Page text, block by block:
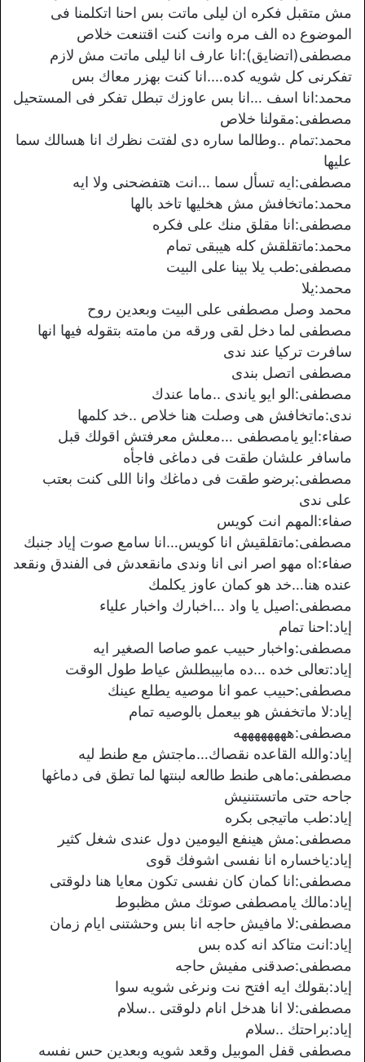
مش متقبل فكره ان ليلى ماتت بس احنا اتكلمنا فى
الموضوع ده الف مره وانت كنت اقتنعت خلاص
مصطفى(اتضايق):انا عارف انا ليلى ماتت مش لازم
تفكرنى كل شويه كده….انا كنت بهزر معاك بس
محمد:انا اسف …انا بس عاوزك تبطل تفكر فى المستحيل
مصطفى:مقولنا خلاص
محمد:تمام ..وطالما ساره دى لفتت نظرك انا هسالك سما
عليها
مصطفى:ايه تسأل سما …انت هتفضحنى ولا ايه
محمد:ماتخافش مش هخليها تاخد بالها
مصطفى:انا مقلق منك على فكره
محمد:ماتقلقش كله هيبقى تمام
مصطفى:طب يلا بينا على البيت
محمد:يلا
محمد وصل مصطفى على البيت وبعدين روح
مصطفى لما دخل لقى ورقه من مامته بتقوله فيها انها
سافرت تركيا عند ندى
مصطفى اتصل بندى
مصطفى:الو ايو ياندى ..ماما عندك
ندى:ماتخافش هى وصلت هنا خلاص ..خد كلمها
صفاء:ايو يامصطفى …معلش معرفتش اقولك قبل
ماسافر علشان طقت فى دماغى فاجأه
مصطفى:برضو طقت فى دماغك وانا اللى كنت بعتب
على ندى
صفاء:المهم انت كويس
مصطفى:ماتقلقيش انا كويس…انا سامع صوت إياد جنبك
صفاء:اه مهو اصر انى انا وندى مانقعدش فى الفندق ونقعد
عنده هنا…خد هو كمان عاوز يكلمك
مصطفى:اصيل يا واد …اخبارك واخبار علياء
إياد:احنا تمام
مصطفى:واخبار حبيب عمو صاصا الصغير ايه
إياد:تعالى خده …ده مابيبطلش عياط طول الوقت
مصطفى:حبيب عمو انا موصيه يطلع عينك
إياد:لا ماتخفش هو بيعمل بالوصيه تمام
مصطفى:ههههههههه
إياد:والله القاعده نقصاك…ماجتش مع طنط ليه
مصطفى:ماهى طنط طالعه لبنتها لما تطق فى دماغها
جاحه حتى ماتستننيش
إياد:طب ماتيجى بكره
مصطفى:مش هينفع اليومين دول عندى شغل كثير
إياد:ياخساره انا نفسى اشوفك قوى
مصطفى:انا كمان كان نفسى تكون معايا هنا دلوقتى
إياد:مالك يامصطفى صوتك مش مظبوط
مصطفى:لا مافيش حاجه انا بس وحشتنى ايام زمان
إياد:انت متاكد انه كده بس
مصطفى:صدقنى مفيش حاجه
إياد:بقولك ايه افتح نت ونرغى شويه سوا
مصطفى:لا انا هدخل انام دلوقتى ..سلام
إياد:براحتك ..سلام
مصطفى قفل الموبيل وقعد شويه وبعدين حس نفسه